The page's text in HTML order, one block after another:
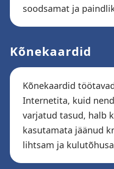
soodsamat ja
Kõnekaardid
Kõnekaardid
Internetita, kuid
varjatud tasud, halb
kasutamata jäänud
lihtsam ja